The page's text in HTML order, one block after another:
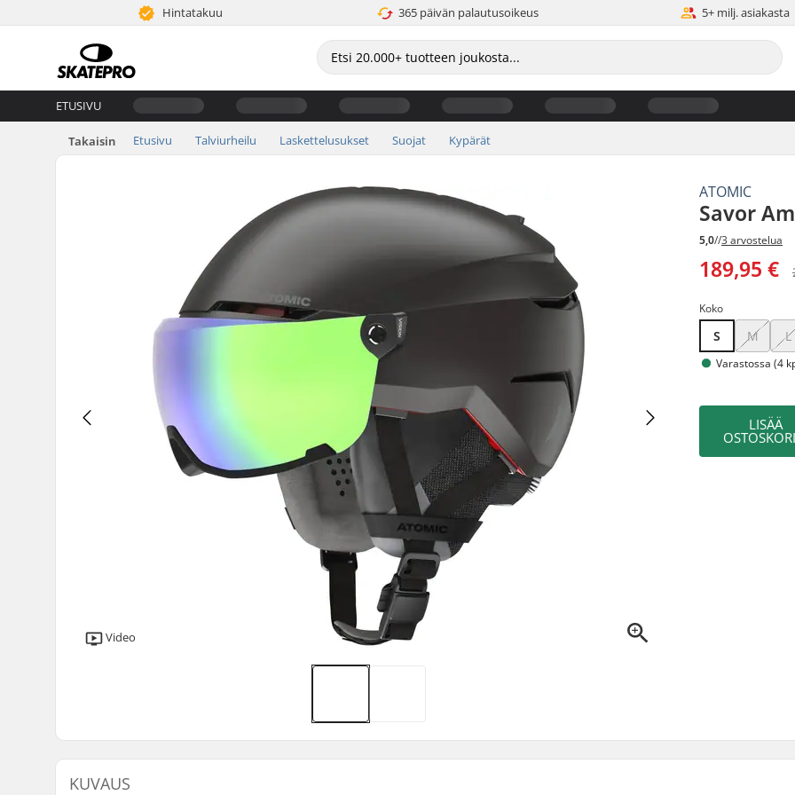
Hintatakuu 365 päivän palautusoikeus 5+ milj. asiakasta
ETUSIVU
Takaisin Etusivu Talviurheilu Laskettelusukset Suojat Kypärät
ATOMIC
Savor
5,0//3 arvostelua
189,95 €
Video
Koko
S M L
Varastossa (4
LISÄÄ
KUVAUS